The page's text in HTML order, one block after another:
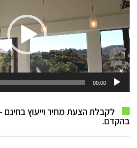
00:00
לקבלת הצעת מחיר וייעוץ בחינם
בהקדם.